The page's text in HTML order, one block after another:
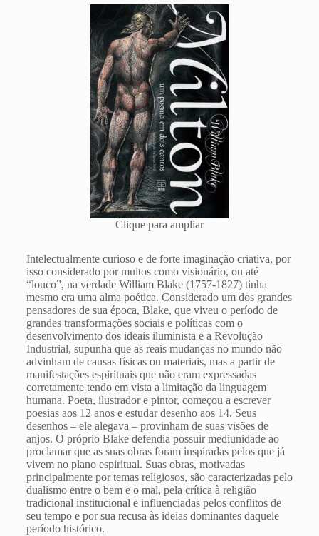
Clique para ampliar
Intelectualmente curioso e de forte imaginação criativa, por
isso considerado por muitos como visionário, ou até
“louco”, na verdade William Blake (1757-1827) tinha
mesmo era uma alma poética. Considerado um dos grandes
pensadores de sua época, Blake, que viveu o período de
grandes transformações sociais e políticas com o
desenvolvimento dos ideais iluminista e a Revolução
Industrial, supunha que as reais mudanças no mundo não
advinham de causas físicas ou materiais, mas a partir de
manifestações espirituais que não eram expressadas
corretamente tendo em vista a limitação da linguagem
humana. Poeta, ilustrador e pintor, começou a escrever
poesias aos 12 anos e estudar desenho aos 14. Seus
desenhos – ele alegava – provinham de suas visões de
anjos. O próprio Blake defendia possuir mediunidade ao
proclamar que as suas obras foram inspiradas pelos que já
vivem no plano espiritual. Suas obras, motivadas
principalmente por temas religiosos, são caracterizadas pelo
dualismo entre o bem e o mal, pela crítica à religião
tradicional institucional e influenciadas pelos conflitos de
seu tempo e por sua recusa às ideias dominantes daquele
período histórico.